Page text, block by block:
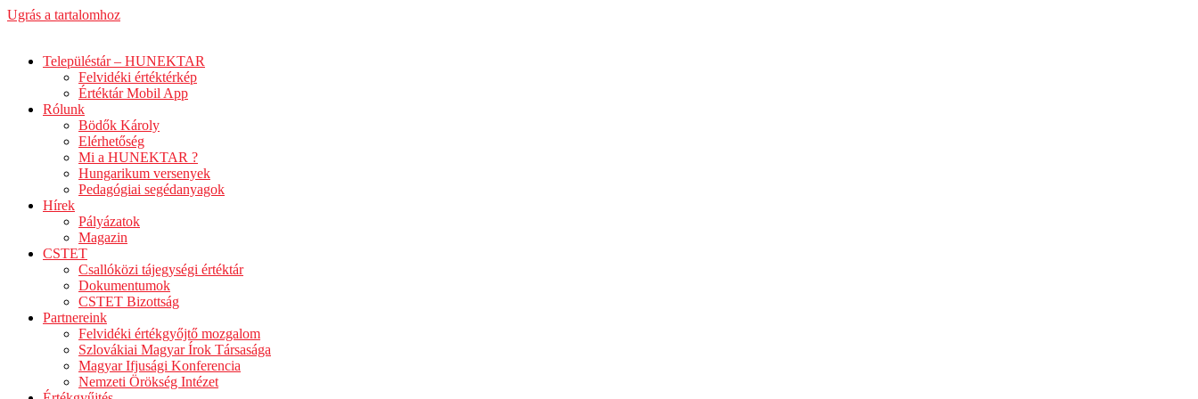
Ugrás a tartalomhoz
Településtár – HUNEKTAR
Felvidéki értéktérkép
Értéktár Mobil App
Rólunk
Bödők Károly
Elérhetőség
Mi a HUNEKTAR ?
Hungarikum versenyek
Pedagógiai segédanyagok
Hírek
Pályázatok
Magazin
CSTET
Csallóközi tájegységi értéktár
Dokumentumok
CSTET Bizottság
Partnereink
Felvidéki értékgyőjtő mozgalom
Szlovákiai Magyar Írok Társasága
Magyar Ifjusági Konferencia
Nemzeti Örökség Intézet